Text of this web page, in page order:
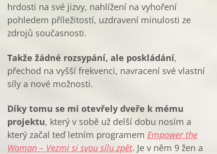
hrdosti na své jizvy, nahlížení na vyhoření
pohledem příležitostí, uzdravení minulosti ze
zdrojů současnosti.
Takže žádné rozsypání, ale poskládání,
přechod na vyšší frekvenci, navracení své vlastní
síly a nové možnosti.
Díky tomu se mi otevřely dveře k mému
projektu, který v sobě už delší dobu nosím a
který začal teď letním programem Empower the
Woman – Vezmi si svou sílu zpět. Je v něm 9 žen a